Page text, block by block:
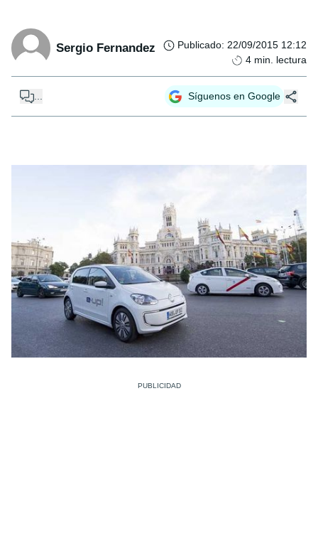
Sergio Fernandez Publicado: 22/09/2015 12:12
4 min. lectura
Síguenos en Google